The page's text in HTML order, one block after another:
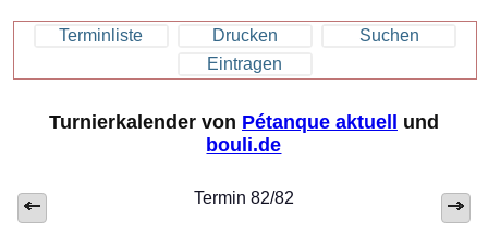
Terminliste Drucken
Suchen
Eintragen
Turnierkalender von Pétanque aktuell und
bouli.de
Termin 82/82